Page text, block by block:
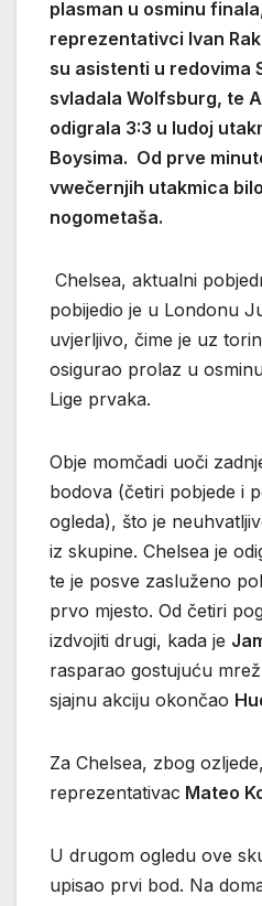
plasman u osminu
reprezentativci Ivan
su asistenti u redovima
svladala Wolfsburg, te
odigrala 3:3 u ludoj
Boysima. Od prve
vwečernjih utakmica
nogometaša.
Chelsea, aktualni
pobijedio je u Londonu
uvjerljivo, čime je uz
osigurao prolaz u
Lige prvaka.
Obje momčadi uoči
bodova (četiri pobjede i
ogleda), što je
iz skupine. Chelsea je
te je posve zasluženo
prvo mjesto. Od četiri
izdvojiti drugi, kada je
rasparao gostujuću
sjajnu akciju okončao
Za Chelsea, zbog
reprezentativac Mateo
U drugom ogledu ove
upisao prvi bod. Na